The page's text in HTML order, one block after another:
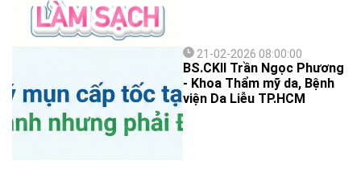
21-02-2026 08:00:00
BS.CKII Trần Ngọc Phương
- Khoa Thẩm mỹ da, Bệnh
viện Da Liễu TP.HCM